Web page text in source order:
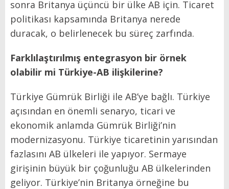
sonra Britanya üçüncü bir ülke AB için. Ticaret
politikası kapsamında Britanya nerede
duracak, o belirlenecek bu süreç zarfında.
Farklılaştırılmış entegrasyon bir örnek
olabilir mi Türkiye-AB ilişkilerine?
Türkiye Gümrük Birliği ile AB’ye bağlı. Türkiye
açısından en önemli senaryo, ticari ve
ekonomik anlamda Gümrük Birliği’nin
modernizasyonu. Türkiye ticaretinin yarısından
fazlasını AB ülkeleri ile yapıyor. Sermaye
girişinin büyük bir çoğunluğu AB ülkelerinden
geliyor. Türkiye’nin Britanya örneğine bu